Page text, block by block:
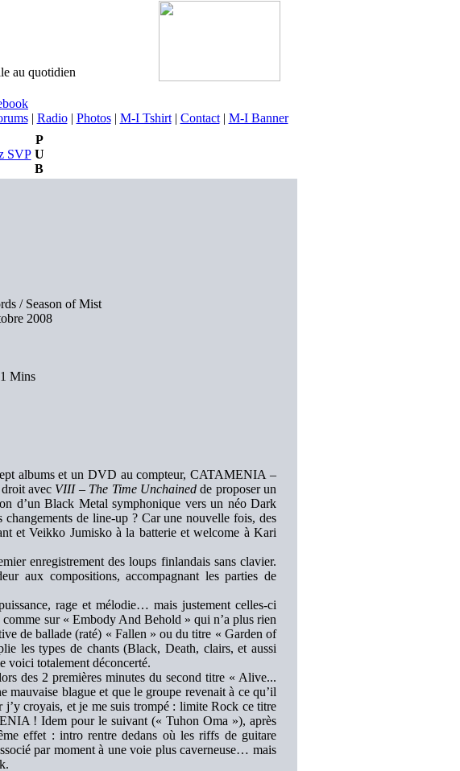
au quotidien
| Radio| Photos| M-I Tshirt| Contact| M-I Banner
P
U
B
/ Season of Mist
2008
Mins
albums et un DVD au compteur, CATAMENIA –
avec VIII – The Time Unchainedde proposer un
d’un Black Metal symphonique vers un néo Dark
de line-up ? Car une nouvelle fois, des
et Veikko Jumisko à la batterie et welcome à Kari
enregistrement des loups finlandais sans clavier.
aux compositions, accompagnant les parties de
rage et mélodie… mais justement celles-ci
sur « Embody And Behold » qui n’a plus rien
de ballade (raté) « Fallen » ou du titre « Garden of
les types de chants (Black, Death, clairs, et aussi
voici totalement déconcerté.
des 2 premières minutes du second titre « Alive...
blague et que le groupe revenait à ce qu’il
croyais, et je me suis trompé : limite Rock ce titre
! Idem pour le suivant (« Tuhon Oma »), après
effet : intro rentre dedans où les riffs de guitare
par moment à une voie plus caverneuse… mais